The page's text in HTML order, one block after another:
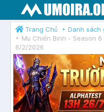
Trang Chủ
Danh sách
Mu Chiến Binh - Season
6/2/2026